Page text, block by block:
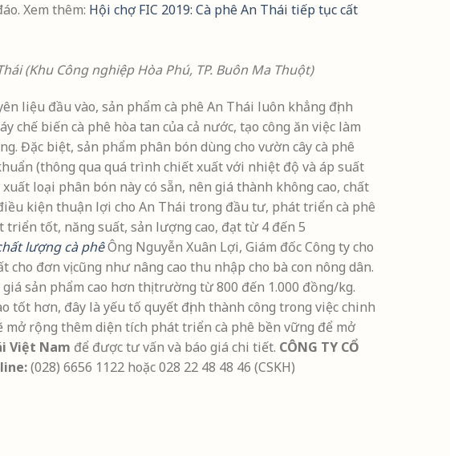
Xem thêm: Hội chợ FIC 2019: Cà phê An Thái tiếp tục cất
(Khu Công nghiệp Hòa Phú, TP. Buôn Ma Thuột)
liệu đầu vào, sản phẩm cà phê An Thái luôn khẳng định
biến cà phê hòa tan của cả nước, tạo công ăn việc làm
Đặc biệt, sản phẩm phân bón dùng cho vườn cây cà phê
(thông qua quá trình chiết xuất với nhiệt độ và áp suất
loại phân bón này có sẵn, nên giá thành không cao, chất
kiện thuận lợi cho An Thái trong đầu tư, phát triển cà phê
tốt, năng suất, sản lượng cao, đạt từ 4 đến 5
lượng cà phêÔng Nguyễn Xuân Lợi, Giám đốc Công ty cho
đơn vị cũng như nâng cao thu nhập cho bà con nông dân.
sản phẩm cao hơn thị trường từ 800 đến 1.000 đồng/kg.
hơn, đây là yếu tố quyết định thành công trong việc chinh
mở rộng thêm diện tích phát triển cà phê bền vững để mở
Việt Nam để được tư vấn và báo giá chi tiết. CÔNG TY CỔ
(028) 6656 1122 hoặc 028 22 48 48 46 (CSKH)